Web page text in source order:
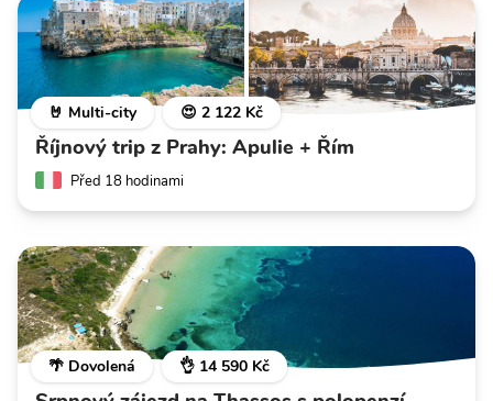
🤘 Multi-city 😍 2 122 Kč
Říjnový trip z Prahy: Apulie + Řím
Před 18 hodinami
🌴 Dovolená 👌 14 590 Kč